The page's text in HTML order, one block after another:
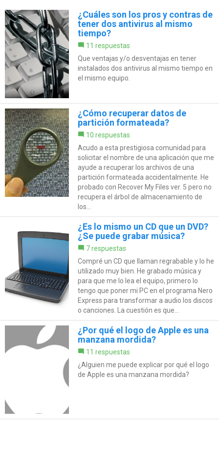
¿Cuáles son los pros y contras de
tener dos antivirus al mismo
tiempo?
11 respuestas
Que ventajas y/o desventajas en tener
instalados dos antivirus al mismo tiempo en
el mismo equipo.
¿Cómo recuperar datos de
partición formateada?
10 respuestas
Acudo a esta prestigiosa comunidad para
solicitar el nombre de una aplicación que me
ayude a recuperar los archivos de una
partición formateada accidentalmente. He
probado con Recover My Files ver. 5 pero no
recupera el árbol de almacenamiento de
los...
¿Es lo mismo un CD que un DVD?
¿Se puede grabar música?
7 respuestas
Compré un CD que llaman regrabable y lo he
utilizado muy bien. He grabado música y
para que me lo lea el equipo, primero lo
tengo que poner mi PC en el programa Nero
Express para transformar a audio los discos
o canciones. La cuestión es que...
¿Por qué el logo de Apple es una
manzana mordida?
11 respuestas
¿Alguien me puede explicar por qué el logo
de Apple es una manzana mordida?